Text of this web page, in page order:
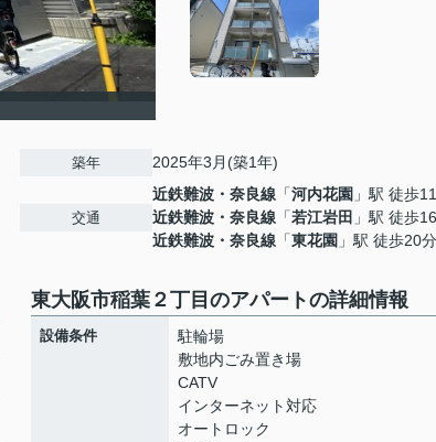
築年 2025年3月(築1年)
交通
近鉄難波・奈良線 「河内花園 」駅 徒歩
近鉄難波・奈良線 「若江岩田 」駅 徒歩
近鉄難波・奈良線 「東花園 」駅 徒歩20分
東大阪市稲葉２丁目のアパートの詳細情報
設備条件
駐輪場
敷地内ごみ置き場
CATV
インターネット対応
オートロック